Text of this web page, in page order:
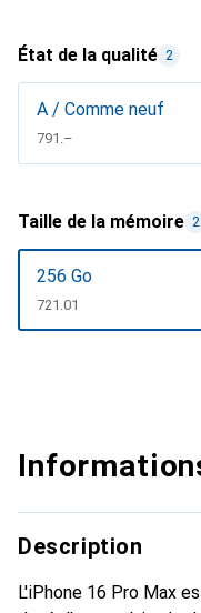
État de la qualité 2
A / Comme neuf
CHF
791.–
Taille de la mémoire 2
256 Go
CHF
721.01
Description
L'iPhone 16 Pro Max